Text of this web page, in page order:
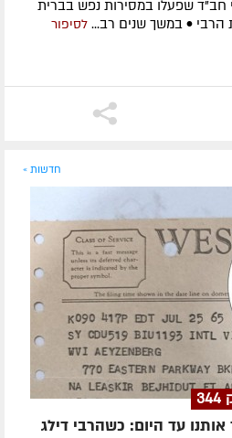
חב"ד שפעלו במסירות נפש בברית
הרבי • במשך שנים רב... לסיפור
חדשות »
עד היום: כשהרבי דילג